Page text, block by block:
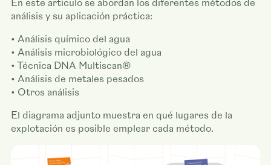
En este artículo se abordan los diferentes métodos de
análisis y su aplicación práctica:
• Análisis químico del agua
• Análisis microbiológico del agua
• Técnica DNA Multiscan®
• Análisis de metales pesados
• Otros análisis
El diagrama adjunto muestra en qué lugares de la
explotación es posible emplear cada método.